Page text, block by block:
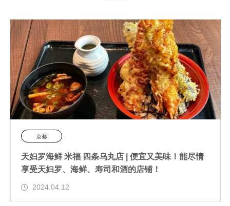
京都
天妇罗海鲜 米福 四条乌丸店 | 便宜又美味！能尽情
享受天妇罗、海鲜、寿司和酒的店铺！
2024.04.12